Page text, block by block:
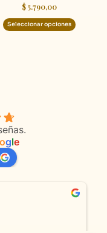
$5.790,00
Seleccionar opciones
ogle